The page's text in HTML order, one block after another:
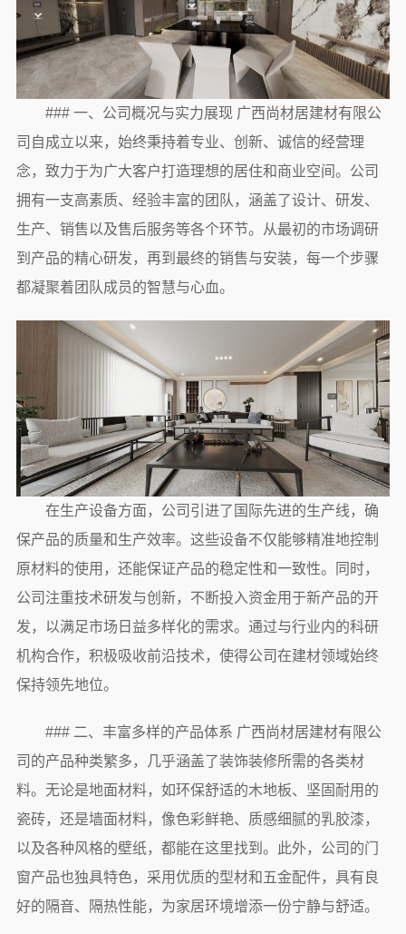
### 一、公司概况与实力展现 广西尚材居建材有限公
司自成立以来，始终秉持着专业、创新、诚信的经营理
念，致力于为广大客户打造理想的居住和商业空间。公司
拥有一支高素质、经验丰富的团队，涵盖了设计、研发、
生产、销售以及售后服务等各个环节。从最初的市场调研
到产品的精心研发，再到最终的销售与安装，每一个步骤
都凝聚着团队成员的智慧与心血。
在生产设备方面，公司引进了国际先进的生产线，确
保产品的质量和生产效率。这些设备不仅能够精准地控制
原材料的使用，还能保证产品的稳定性和一致性。同时，
公司注重技术研发与创新，不断投入资金用于新产品的开
发，以满足市场日益多样化的需求。通过与行业内的科研
机构合作，积极吸收前沿技术，使得公司在建材领域始终
保持领先地位。
### 二、丰富多样的产品体系 广西尚材居建材有限公
司的产品种类繁多，几乎涵盖了装饰装修所需的各类材
料。无论是地面材料，如环保舒适的木地板、坚固耐用的
瓷砖，还是墙面材料，像色彩鲜艳、质感细腻的乳胶漆，
以及各种风格的壁纸，都能在这里找到。此外，公司的门
窗产品也独具特色，采用优质的型材和五金配件，具有良
好的隔音、隔热性能，为家居环境增添一份宁静与舒适。